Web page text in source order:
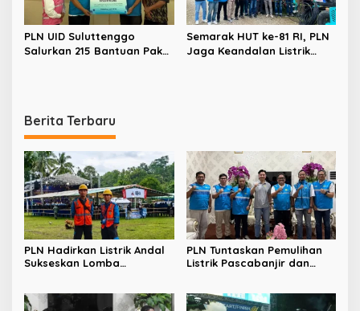
PLN UID Suluttenggo
Salurkan 215 Bantuan Paket
Semarak HUT ke-81 RI, PLN
Jaga Keandalan Listrik
Berita Terbaru
PLN Hadirkan Listrik Andal
Sukseskan Lomba
PLN Tuntaskan Pemulihan
Listrik Pascabanjir dan
Jadi Kunci